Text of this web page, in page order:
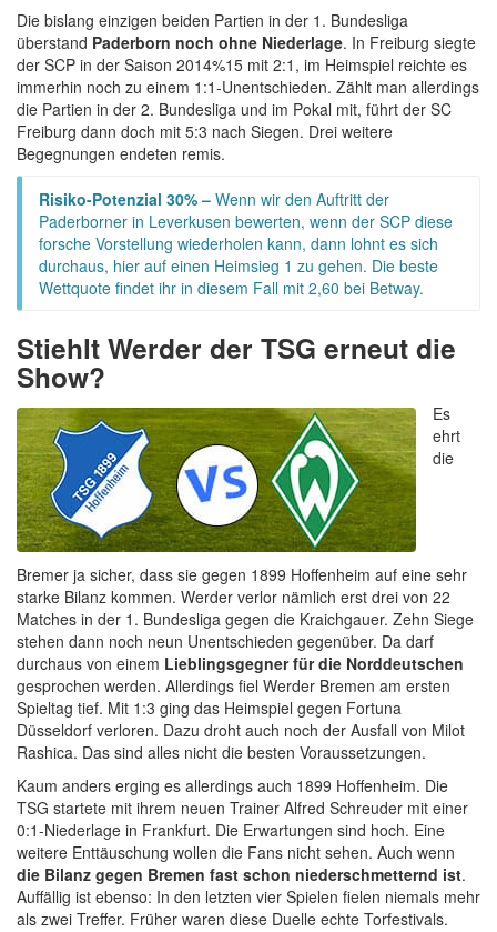
Die bislang einzigen beiden Partien in der 1. Bundesliga
überstand Paderborn noch ohne Niederlage. In Freiburg siegte
der SCP in der Saison 2014%15 mit 2:1, im Heimspiel reichte es
immerhin noch zu einem 1:1-Unentschieden. Zählt man allerdings
die Partien in der 2. Bundesliga und im Pokal mit, führt der SC
Freiburg dann doch mit 5:3 nach Siegen. Drei weitere
Begegnungen endeten remis.
Risiko-Potenzial 30% – Wenn wir den Auftritt der
Paderborner in Leverkusen bewerten, wenn der SCP diese
forsche Vorstellung wiederholen kann, dann lohnt es sich
durchaus, hier auf einen Heimsieg 1 zu gehen. Die beste
Wettquote findet ihr in diesem Fall mit 2,60 bei Betway.
Stiehlt Werder der TSG erneut die
Show?
Es
ehrt
die
Bremer ja sicher, dass sie gegen 1899 Hoffenheim auf eine sehr
starke Bilanz kommen. Werder verlor nämlich erst drei von 22
Matches in der 1. Bundesliga gegen die Kraichgauer. Zehn Siege
stehen dann noch neun Unentschieden gegenüber. Da darf
durchaus von einem Lieblingsgegner für die Norddeutschen
gesprochen werden. Allerdings fiel Werder Bremen am ersten
Spieltag tief. Mit 1:3 ging das Heimspiel gegen Fortuna
Düsseldorf verloren. Dazu droht auch noch der Ausfall von Milot
Rashica. Das sind alles nicht die besten Voraussetzungen.
Kaum anders erging es allerdings auch 1899 Hoffenheim. Die
TSG startete mit ihrem neuen Trainer Alfred Schreuder mit einer
0:1-Niederlage in Frankfurt. Die Erwartungen sind hoch. Eine
weitere Enttäuschung wollen die Fans nicht sehen. Auch wenn
die Bilanz gegen Bremen fast schon niederschmetternd ist.
Auffällig ist ebenso: In den letzten vier Spielen fielen niemals mehr
als zwei Treffer. Früher waren diese Duelle echte Torfestivals.